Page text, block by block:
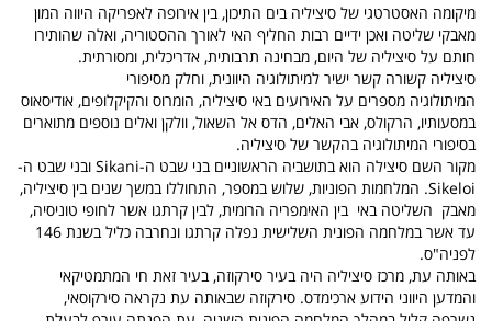
מיקומה האסטרטגי של סיציליה בים התיכון, בין אירופה לאפריקה היווה המון
מאבקי שליטה ואכן ידיים רבות החליף האי לאורך ההסטוריה, ואלה שהותירו
חותם על סיציליה של היום, מבחינה תרבותית, אדריכלית, ומסורתית.
סיציליה קשורה קשר ישיר למיתולוגיה היוונית, וחלק מסיפורי
המיתולוגיה מספרים על האירועים באי סיציליה, הומרוס והקיקלופים, אודיסאוס
במסעותיו, הרקולס, אבי האלים, הדס אל השאול, וולקן ואלים נוספים מתוארים
בסיפורי המיתולוגיה בהקשר של סיציליה.
מקור השם סיצילה הוא בתושביה הראשוניים בני שבט ה-Sikani ובני שבט ה-
Sikeloi. המלחמות הפוניות, שלוש במספר, התחוללו במשך שנים בין סיציליה,
מאבק השליטה באי בין האימפריה הרומית, לבין קרתגו אשר לחופי טוניסיה,
עד אשר במלחמה הפונית השלישית נפלה קרתגו ונחרבה כליל בשנת 146
לפניה"ס.
באותה עת, מרכז סיציליה היה בעיר סירקוזה, בעיר זאת חי המתמטיקאי
והמדען היווני הידוע ארכימדס. סירקוזה שבאותה עת נקראה סירקוסאי,